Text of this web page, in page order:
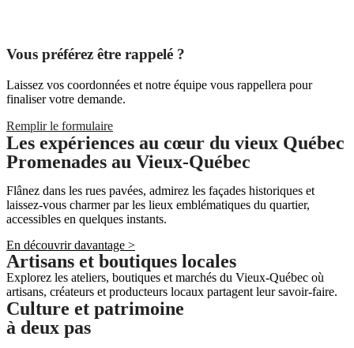
Vous préférez être rappelé ?
Laissez vos coordonnées et notre équipe vous rappellera pour
finaliser votre demande.
Remplir le formulaire
Les expériences au cœur du vieux Québec
Promenades au Vieux-Québec
Flânez dans les rues pavées, admirez les façades historiques et
laissez-vous charmer par les lieux emblématiques du quartier,
accessibles en quelques instants.
En découvrir davantage >
Artisans et boutiques locales
Explorez les ateliers, boutiques et marchés du Vieux-Québec où
artisans, créateurs et producteurs locaux partagent leur savoir-faire.
Culture et patrimoine
à deux pas